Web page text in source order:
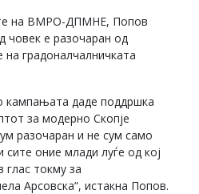
на ВМРО-ДПМНЕ, Попов
човек е разочаран од
градоналчалничката
кампањата даде поддршка
за модерно Скопје
разочаран и не сум само
сите оние млади луѓе од кој
глас токму за
Арсовска“, истакна Попов.